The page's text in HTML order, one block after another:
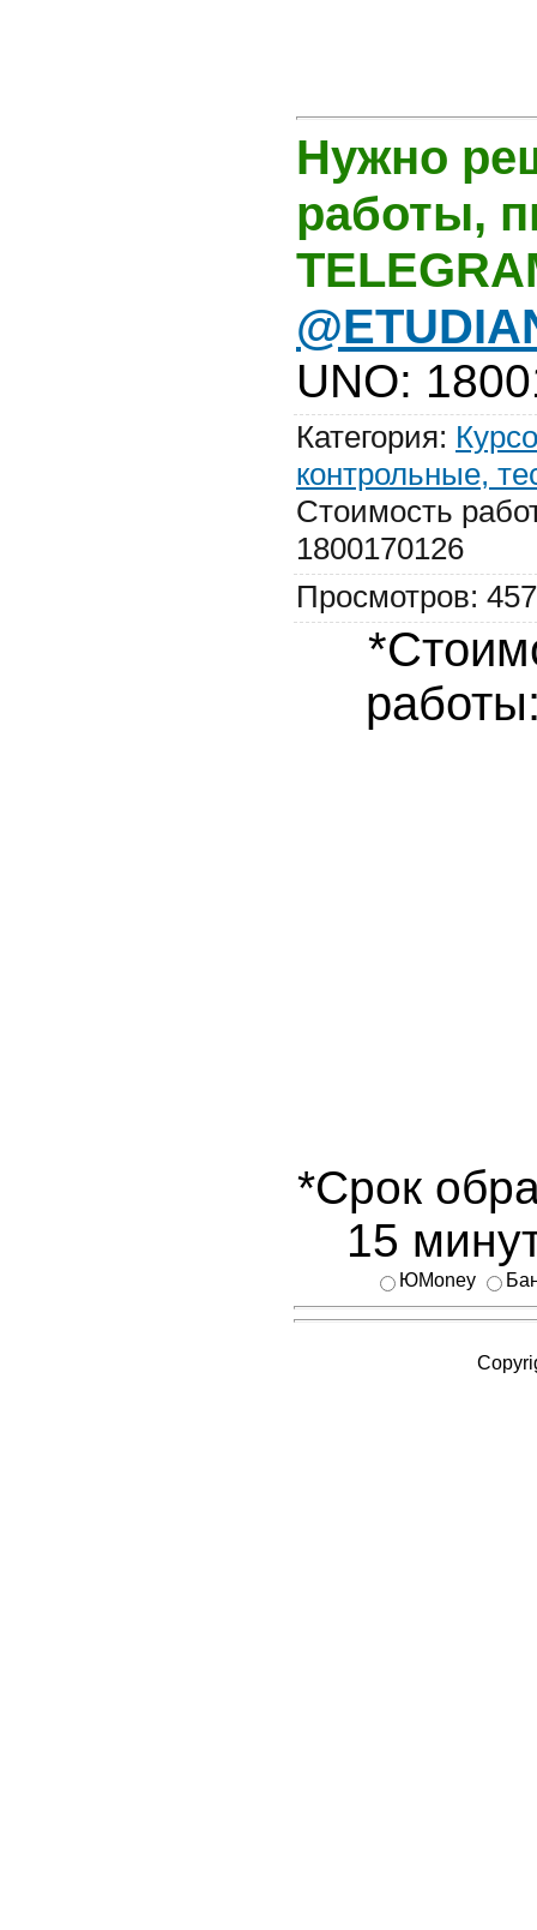
Нужно
работы,
UNO:
Категория:
контрольные,
Стоимость
1800170126
Просмотров: 457
*Срок
15
ЮMoney